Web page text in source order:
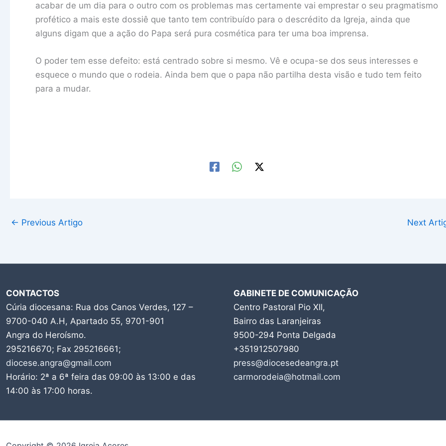
acabar de um dia para o outro com os problemas mas certamente vai emprestar o seu pragmatismo
profético a mais este dossiê que tanto tem contribuído para o descrédito da Igreja, ainda que
alguns digam que a ação do Papa será pura cosmética para ter uma boa imprensa.
O poder tem esse defeito: está centrado sobre si mesmo. Vê e ocupa-se dos seus interesses e
esquece o mundo que o rodeia. Ainda bem que o papa não partilha desta visão e tudo tem feito
para a mudar.
← Previous Artigo Next
CONTACTOS
Cúria diocesana: Rua dos Canos Verdes, 127 –
9700-040 A.H, Apartado 55, 9701-901
Angra do Heroísmo.
295216670; Fax 295216661;
diocese.angra@gmail.com
Horário: 2ª a 6ª feira das 09:00 às 13:00 e das
14:00 às 17:00 horas.
GABINETE DE COMUNICAÇÃO
Centro Pastoral Pio XII,
Bairro das Laranjeiras
9500-294 Ponta Delgada
+351912507980
press@diocesedeangra.pt
carmorodeia@hotmail.com